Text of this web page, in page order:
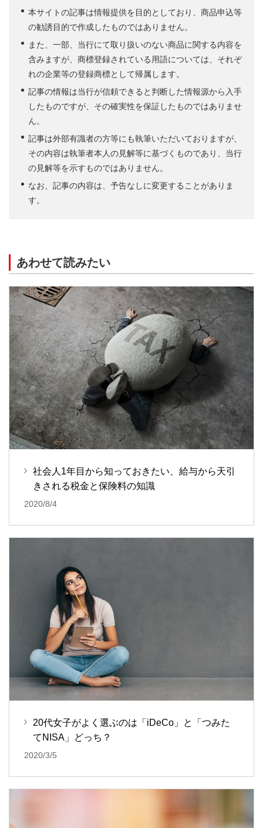
本サイトの記事は情報提供を目的としており、商品申込等
の勧誘目的で作成したものではありません。
また、一部、当行にて取り扱いのない商品に関する内容を
含みますが、商標登録されている用語については、それぞ
れの企業等の登録商標として帰属します。
記事の情報は当行が信頼できると判断した情報源から入手
したものですが、その確実性を保証したものではありませ
ん。
記事は外部有識者の方等にも執筆いただいておりますが、
その内容は執筆者本人の見解等に基づくものであり、当行
の見解等を示すものではありません。
なお、記事の内容は、予告なしに変更することがありま
す。
あわせて読みたい
社会人1年目から知っておきたい、給与から天引
きされる税金と保険料の知識
2020/8/4
20代女子がよく選ぶのは「iDeCo」と「つみた
てNISA」どっち？
2020/3/5